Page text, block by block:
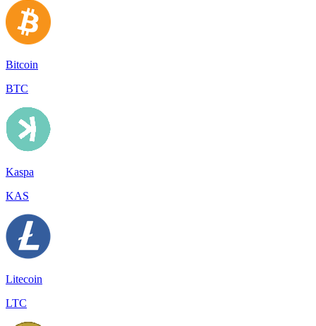
Bitcoin
BTC
Kaspa
KAS
Litecoin
LTC